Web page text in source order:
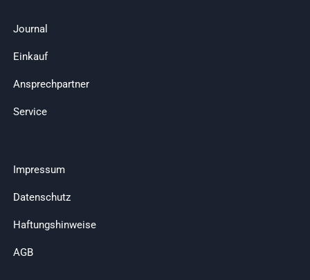
Journal
Einkauf
Ansprechpartner
Service
Impressum
Datenschutz
Haftungshinweise
AGB